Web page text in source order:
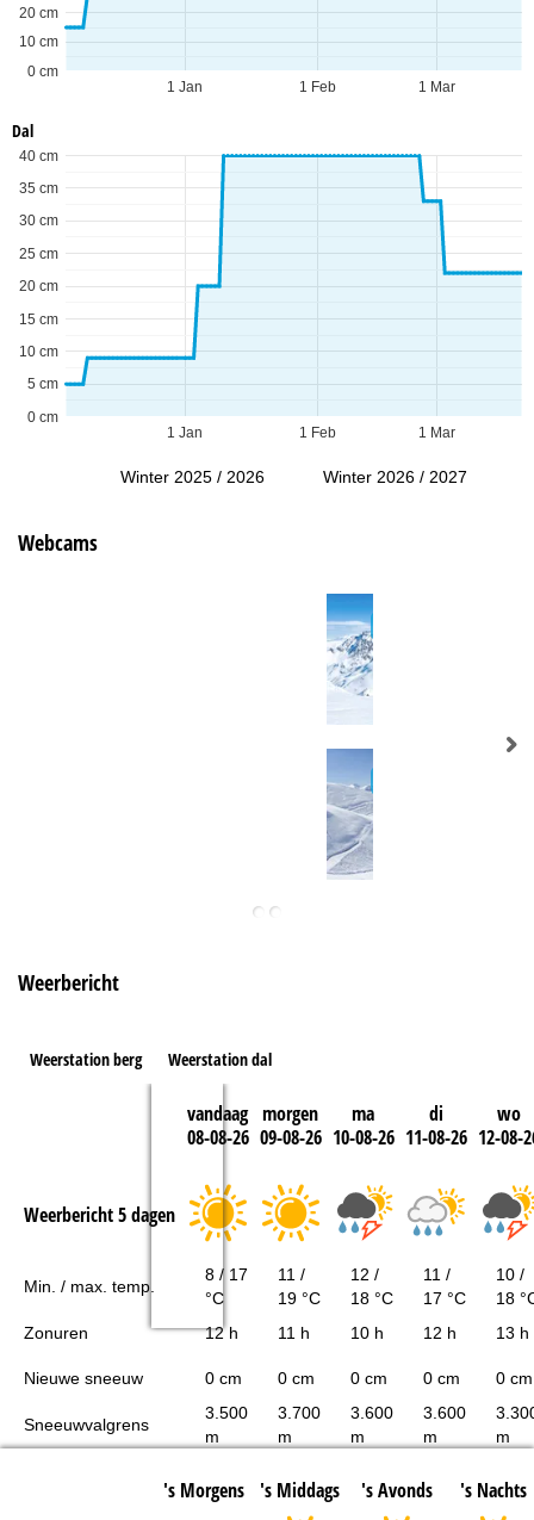
1 Jan 1 Feb 1 Mar
0 cm
10 cm
20 cm
Dal
1 Jan 1 Feb 1 Mar
0 cm
5 cm
10 cm
15 cm
20 cm
25 cm
30 cm
35 cm
40 cm
Winter 2025 / 2026 Winter 2026 / 2027
Webcams
Weerbericht
Weerstation berg Weerstation dal
vandaag
08-08-26
morgen
09-08-26
ma
10-08-26
di
11-08-26
wo
12-08-
Weerbericht 5 dagen
Min. / max. temp.
8 / 17
°C
11 /
19 °C
12 /
18 °C
11 /
17 °C
10 /
18
Zonuren
12 h 11 h 10 h 12 h 13 h
Nieuwe sneeuw 0 cm 0 cm 0 cm 0 cm 0 cm
Sneeuwvalgrens
3.500
m
3.700
m
3.600
m
3.600
m
m
's Morgens 's Middags 's Avonds 's Nachts